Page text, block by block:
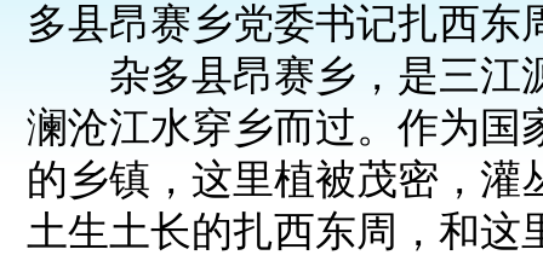
多县昂赛乡党委书记扎西东
杂多县昂赛乡，是三江
澜沧江水穿乡而过。作为国
的乡镇，这里植被茂密，灌
土生土长的扎西东周，和